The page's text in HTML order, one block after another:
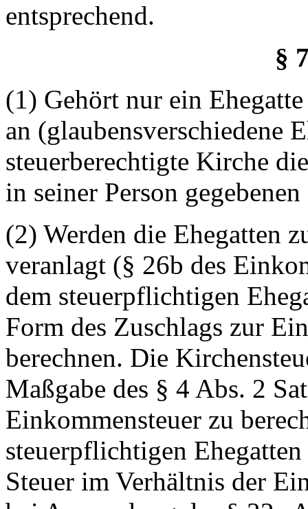
entsprechend.
§
(1) Gehört nur ein
an (glaubensverschiedene
steuerberechtigte Kirche
in seiner Person
(2) Werden die Ehegatten
veranlagt (§ 26b des
dem steuerpflichtigen
Form des Zuschlags zur
berechnen. Die
Maßgabe des § 4 Abs. 2
Einkommensteuer zu
steuerpflichtigen
Steuer im Verhältnis der